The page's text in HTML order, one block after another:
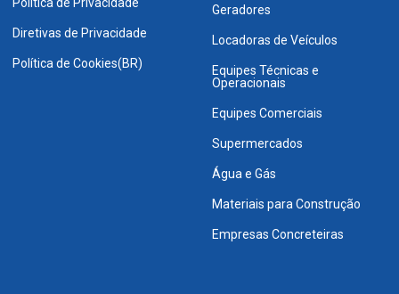
Diretivas de Privacidade
Política de Cookies(BR)
Geradores
Locadoras de Veículos
Equipes Técnicas e
Operacionais
Equipes Comerciais
Supermercados
Água e Gás
Materiais para Construção
Empresas Concreteiras